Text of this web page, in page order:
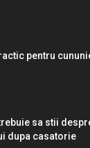
pentru
sa stii
dupa casatorie